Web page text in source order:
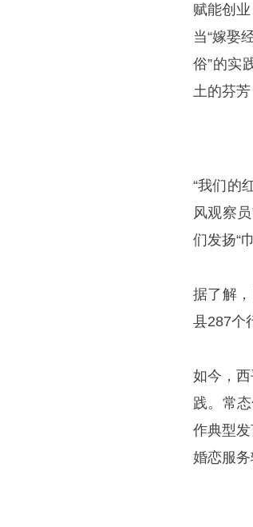
赋能创
当“嫁娶
俗”的实
土的芬芳
“我们的
风观察
们发扬“
据了解
县287个
如今，
践。常
作典型
婚恋服